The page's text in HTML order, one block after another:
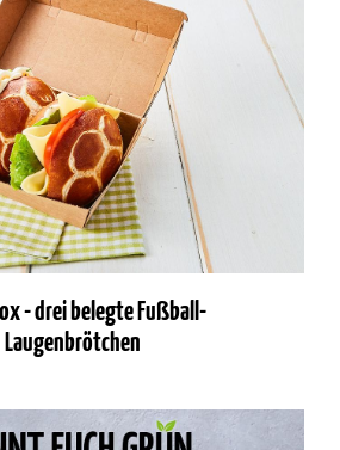
- drei belegte Fußball-
Laugenbrötchen